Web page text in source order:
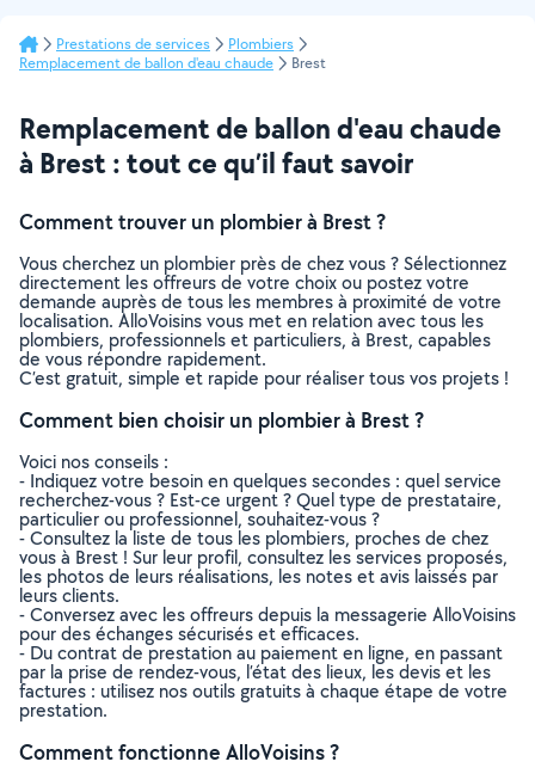
Prestations de services
Plombiers
Remplacement de ballon d'eau chaude
Brest
Remplacement de ballon d'eau chaude
à Brest : tout ce qu’il faut savoir
Comment trouver un plombier à Brest ?
Vous cherchez un plombier près de chez vous ? Sélectionnez
directement les offreurs de votre choix ou postez votre
demande auprès de tous les membres à proximité de votre
localisation. AlloVoisins vous met en relation avec tous les
plombiers, professionnels et particuliers, à Brest, capables
de vous répondre rapidement.
C’est gratuit, simple et rapide pour réaliser tous vos projets !
Comment bien choisir un plombier à Brest ?
Voici nos conseils :
- Indiquez votre besoin en quelques secondes : quel service
recherchez-vous ? Est-ce urgent ? Quel type de prestataire,
particulier ou professionnel, souhaitez-vous ?
- Consultez la liste de tous les plombiers, proches de chez
vous à Brest ! Sur leur profil, consultez les services proposés,
les photos de leurs réalisations, les notes et avis laissés par
leurs clients.
- Conversez avec les offreurs depuis la messagerie AlloVoisins
pour des échanges sécurisés et efficaces.
- Du contrat de prestation au paiement en ligne, en passant
par la prise de rendez-vous, l’état des lieux, les devis et les
factures : utilisez nos outils gratuits à chaque étape de votre
prestation.
Comment fonctionne AlloVoisins ?